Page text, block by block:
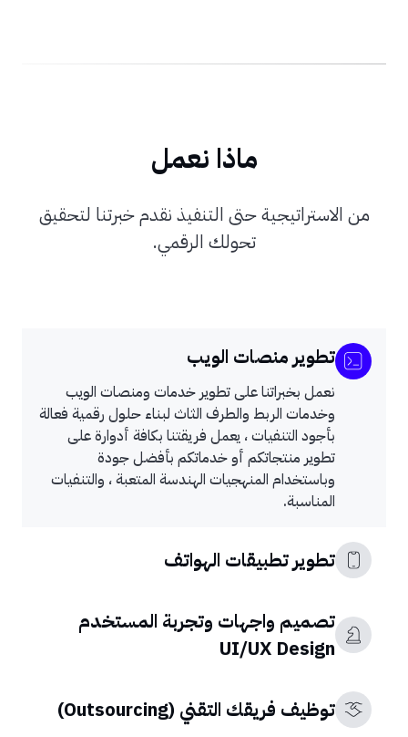
ماذا نعمل
من الاستراتيجية حتى التنفيذ نقدم خبرتنا لتحقيق
تحولك الرقمي.
تطوير منصات الويب
نعمل بخبراتنا على تطوير خدمات ومنصات الويب
وخدمات الربط والطرف الثاث لبناء حلول رقمية فعالة
بأجود التنفيات ، يعمل فريقتنا بكافة أدوارة على
تطوير منتجاتكم أو خدماتكم بأفضل جودة
وباستخدام المنهجيات الهندسة المتعبة ، والتنفيات
المناسبة.
تطوير تطبيقات الهواتف
تصميم واجهات وتجربة المستخدم
UI/UX Design
توظيف فريقك التقني (Outsourcing)